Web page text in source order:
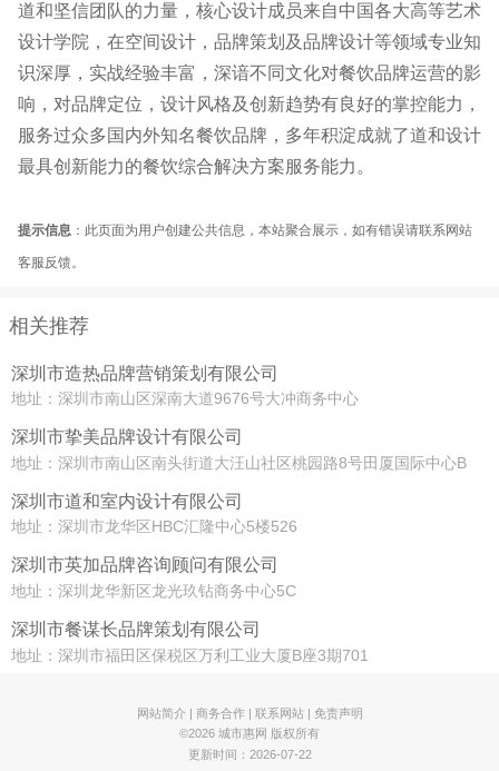
道和坚信团队的力量，核心设计成员来自中国各大高等艺术
设计学院，在空间设计，品牌策划及品牌设计等领域专业知
识深厚，实战经验丰富，深谙不同文化对餐饮品牌运营的影
响，对品牌定位，设计风格及创新趋势有良好的掌控能力，
服务过众多国内外知名餐饮品牌，多年积淀成就了道和设计
最具创新能力的餐饮综合解决方案服务能力。
提示信息 ：此页面为用户创建公共信息，本站聚合展示，如有错误请联系网站
客服反馈。
相关推荐
深圳市造热品牌营销策划有限公司
地址：深圳市南山区深南大道9676号大冲商务中心
深圳市挚美品牌设计有限公司
地址：深圳市南山区南头街道大汪山社区桃园路8号田厦国际中心B
座
深圳市道和室内设计有限公司
地址：深圳市龙华区HBC汇隆中心5楼526
深圳市英加品牌咨询顾问有限公司
地址：深圳龙华新区龙光玖钻商务中心5C
深圳市餐谋长品牌策划有限公司
地址：深圳市福田区保税区万利工业大厦B座3期701
网站简介 | 商务合作| 联系网站 | 免责声明
©2026 城市惠网 版权所有
更新时间：2026-07-22